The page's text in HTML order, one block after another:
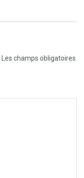
Les champs obligatoires